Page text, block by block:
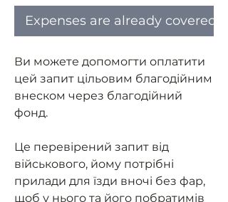
Expenses are already covered
Ви можете допомогти оплатити
цей запит цільовим благодійним
внеском через благодійний
фонд.
Це перевірений запит від
військового, йому потрібні
прилади для їзди вночі без фар,
щоб у нього та його побратимів